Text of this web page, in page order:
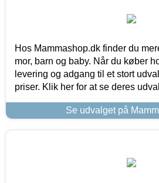
Hos Mammashop.dk finder du
mor, barn og baby. Når du køber
levering og adgang til et stort
priser. Klik her for at se deres
Se udvalget på